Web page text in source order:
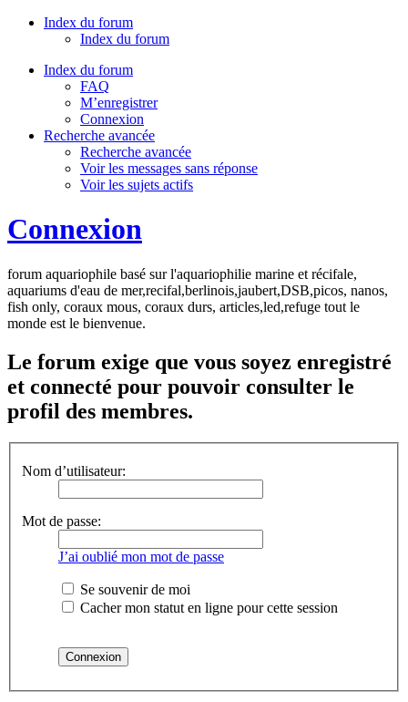
Index du forum
Index du forum
Index du forum
FAQ
M’enregistrer
Connexion
Recherche avancée
Recherche avancée
Voir les messages sans réponse
Voir les sujets actifs
Connexion
forum aquariophile basé sur l'aquariophilie marine et récifale,
aquariums d'eau de mer,recifal,berlinois,jaubert,DSB,picos, nanos,
fish only, coraux mous, coraux durs, articles,led,refuge tout le
monde est le bienvenue.
Le forum exige que vous soyez enregistré
et connecté pour pouvoir consulter le
profil des membres.
Nom d’utilisateur:
Mot de passe:
J’ai oublié mon mot de passe
Se souvenir de moi
Cacher mon statut en ligne pour cette session